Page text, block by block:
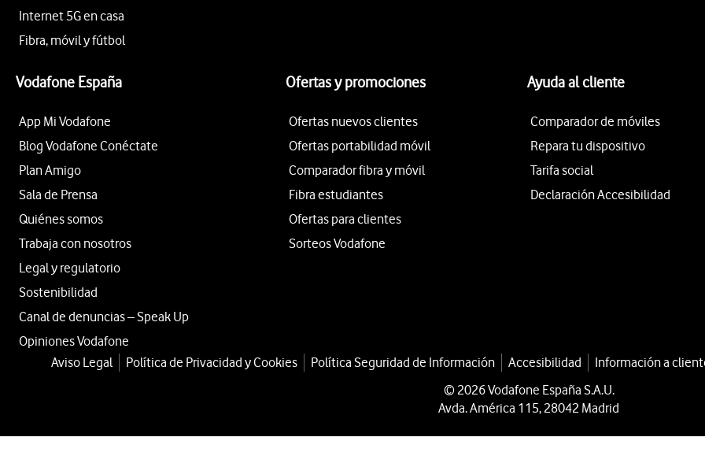
Internet 5G en casa
Fibra, móvil y fútbol
Vodafone España
App Mi Vodafone
Blog Vodafone Conéctate
Plan Amigo
Sala de Prensa
Quiénes somos
Trabaja con nosotros
Legal y regulatorio
Sostenibilidad
Canal de denuncias – Speak Up
Opiniones Vodafone
Ofertas y promociones
Ofertas nuevos clientes
Ofertas portabilidad móvil
Comparador fibra y móvil
Fibra estudiantes
Ofertas para clientes
Sorteos Vodafone
Ayuda al cliente
Comparador de móviles
Repara tu dispositivo
Tarifa social
Declaración Accesibilidad
Aviso Legal Política de Privacidad y Cookies Política Seguridad de Información Accesibilidad Información a
© 2026 Vodafone España S.A.U.
Avda. América 115, 28042 Madrid